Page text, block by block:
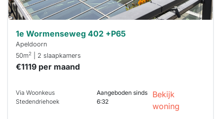
1e Wormenseweg 402 +P65
Apeldoorn
50m2 | 2 slaapkamers
€1119 per maand
Via Woonkeus
Stedendriehoek
Aangeboden sinds
6:32
Bekijk
woning